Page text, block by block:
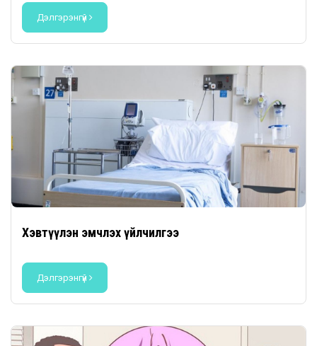
Дэлгэрэнгүй
Хэвтүүлэн эмчлэх үйлчилгээ
Дэлгэрэнгүй